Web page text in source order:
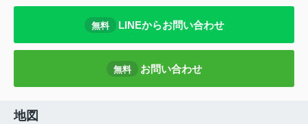
無料 LINEからお問い合わせ
無料 お問い合わせ
地図